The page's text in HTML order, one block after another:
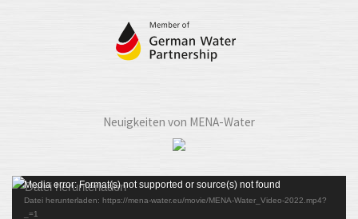
Neuigkeiten von MENA-Water
Video-
Player
Media error: Format(s) not supported or source(s) not found
Datei herunterladen: https://mena-water.eu/movie/MENA-Water_Video-2022.mp4?
_=1